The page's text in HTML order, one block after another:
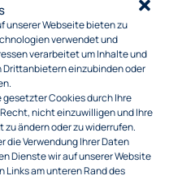
unserer Webseite bieten zu
verwendet und
verarbeitet um Inhalte und
Drittanbietern einzubinden oder
Cookies durch Ihre
nicht einzuwilligen und Ihre
ändern oder zu widerrufen.
die Verwendung Ihrer Daten
Dienste wir auf unserer Website
Links am unteren Rand des